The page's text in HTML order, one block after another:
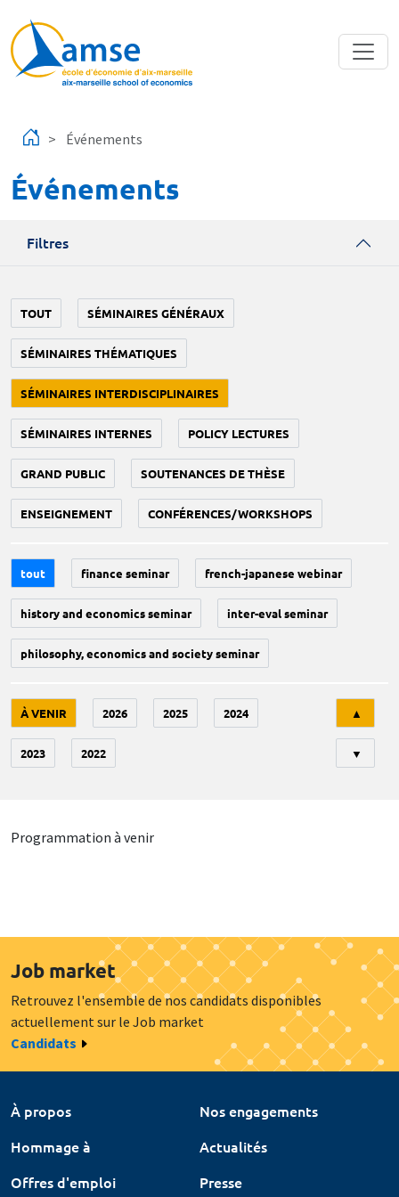
Événements
Événements
Filtres
TOUT SÉMINAIRES GÉNÉRAUX
SÉMINAIRES THÉMATIQUES
SÉMINAIRES INTERDISCIPLINAIRES
SÉMINAIRES INTERNES POLICY LECTURES
GRAND PUBLIC SOUTENANCES DE THÈSE
ENSEIGNEMENT CONFÉRENCES/WORKSHOPS
tout finance seminar french-japanese webinar
history and economics seminar inter-eval seminar
philosophy, economics and society seminar
À VENIR 2026 2025 2024
2023 2022
▲
▼
Programmation à venir
Job market
Retrouvez l'ensemble de nos candidats disponibles
actuellement sur le Job market
Candidats
À propos
Nos engagements
Hommage à
Actualités
Offres d'emploi
Presse